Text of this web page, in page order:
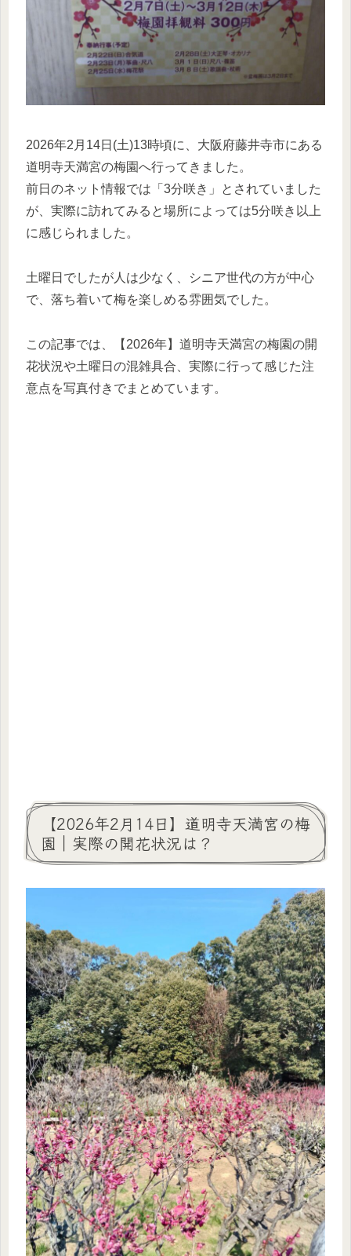
2026年2月14日(土)13時頃に、大阪府藤井寺市にある
道明寺天満宮の梅園へ行ってきました。
前日のネット情報では「3分咲き」とされていました
が、実際に訪れてみると場所によっては5分咲き以上
に感じられました。
土曜日でしたが人は少なく、シニア世代の方が中心
で、落ち着いて梅を楽しめる雰囲気でした。
この記事では、【2026年】道明寺天満宮の梅園の開
花状況や土曜日の混雑具合、実際に行って感じた注
意点を写真付きでまとめています。
【2026年2月14日】道明寺天満宮の梅
園｜実際の開花状況は？